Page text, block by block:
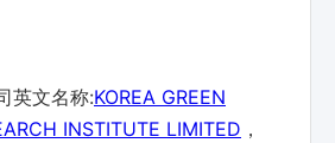
英文名称:KOREA GREEN
INSTITUTE LIMITED ，